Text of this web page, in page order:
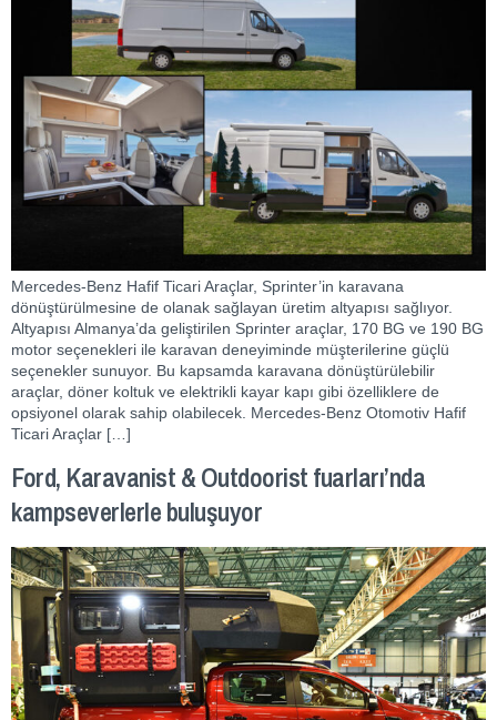
Mercedes-Benz Hafif Ticari Araçlar, Sprinter’in karavana
dönüştürülmesine de olanak sağlayan üretim altyapısı sağlıyor.
Altyapısı Almanya’da geliştirilen Sprinter araçlar, 170 BG ve 190 BG
motor seçenekleri ile karavan deneyiminde müşterilerine güçlü
seçenekler sunuyor. Bu kapsamda karavana dönüştürülebilir
araçlar, döner koltuk ve elektrikli kayar kapı gibi özelliklere de
opsiyonel olarak sahip olabilecek. Mercedes-Benz Otomotiv Hafif
Ticari Araçlar […]
Ford, Karavanist & Outdoorist fuarları’nda
kampseverlerle buluşuyor